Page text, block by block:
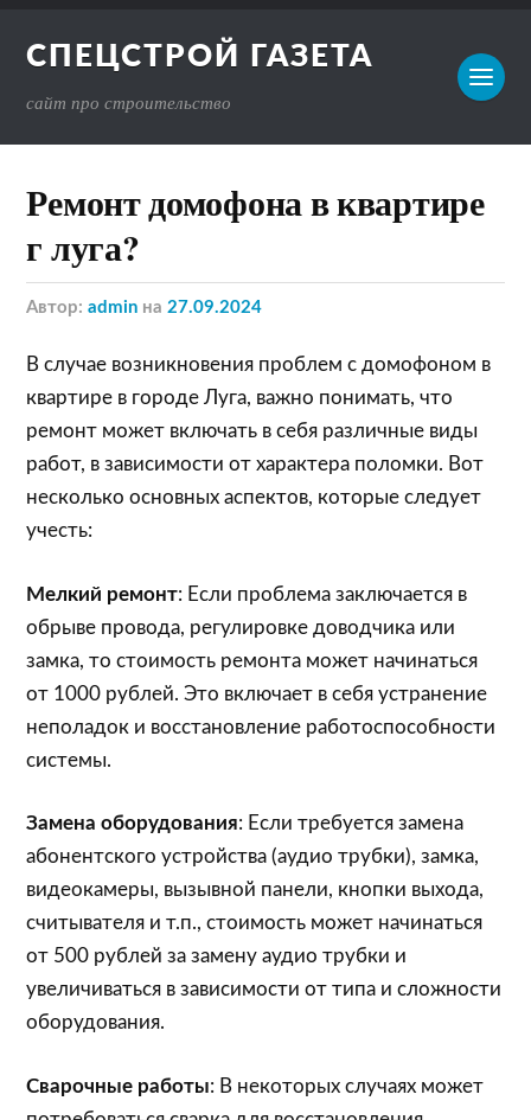
СПЕЦСТРОЙ ГАЗЕТА
сайт про строительство
Ремонт домофона в квартире
г луга?
Автор:admin на27.09.2024
В случае возникновения проблем с домофоном в
квартире в городе Луга, важно понимать, что
ремонт может включать в себя различные виды
работ, в зависимости от характера поломки. Вот
несколько основных аспектов, которые следует
учесть:
Мелкий ремонт: Если проблема заключается в
обрыве провода, регулировке доводчика или
замка, то стоимость ремонта может начинаться
от 1000 рублей. Это включает в себя устранение
неполадок и восстановление работоспособности
системы.
Замена оборудования: Если требуется замена
абонентского устройства (аудио трубки), замка,
видеокамеры, вызывной панели, кнопки выхода,
считывателя и т.п., стоимость может начинаться
от 500 рублей за замену аудио трубки и
увеличиваться в зависимости от типа и сложности
оборудования.
Сварочные работы: В некоторых случаях может